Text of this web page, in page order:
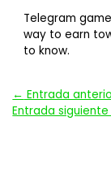
Telegram
way to earn
to know.
← Entrada
Entrada siguiente